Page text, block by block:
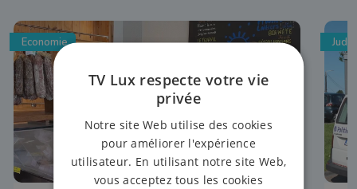
Economie
TV Lux respecte votre vie
privée
Notre site Web utilise des cookies
pour améliorer l'expérience
utilisateur. En utilisant notre site Web,
vous acceptez tous les cookies